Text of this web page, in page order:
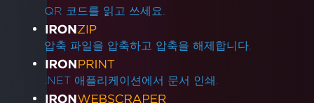
QR 코드를 읽고 쓰세요.
압축 파일을 압축하고 압축을 해제합니다.
.NET 애플리케이션에서 문서 인쇄.